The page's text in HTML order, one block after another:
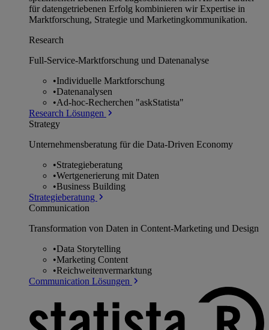
für datengetriebenen Erfolg kombinieren wir Expertise in
Marktforschung, Strategie und Marketingkommunikation.
Research
Full-Service-Marktforschung und Datenanalyse
•Individuelle Marktforschung
•Datenanalysen
•Ad-hoc-Recherchen "askStatista"
Research Lösungen
Strategy
Unternehmens­beratung für die Data-Driven Economy
•Strategieberatung
•Wertgenerierung mit Daten
•Business Building
Strategieberatung
Communication
Transformation von Daten in Content-Marketing und Design
•Data Storytelling
•Marketing Content
•Reichweitenvermarktung
Communication Lösungen